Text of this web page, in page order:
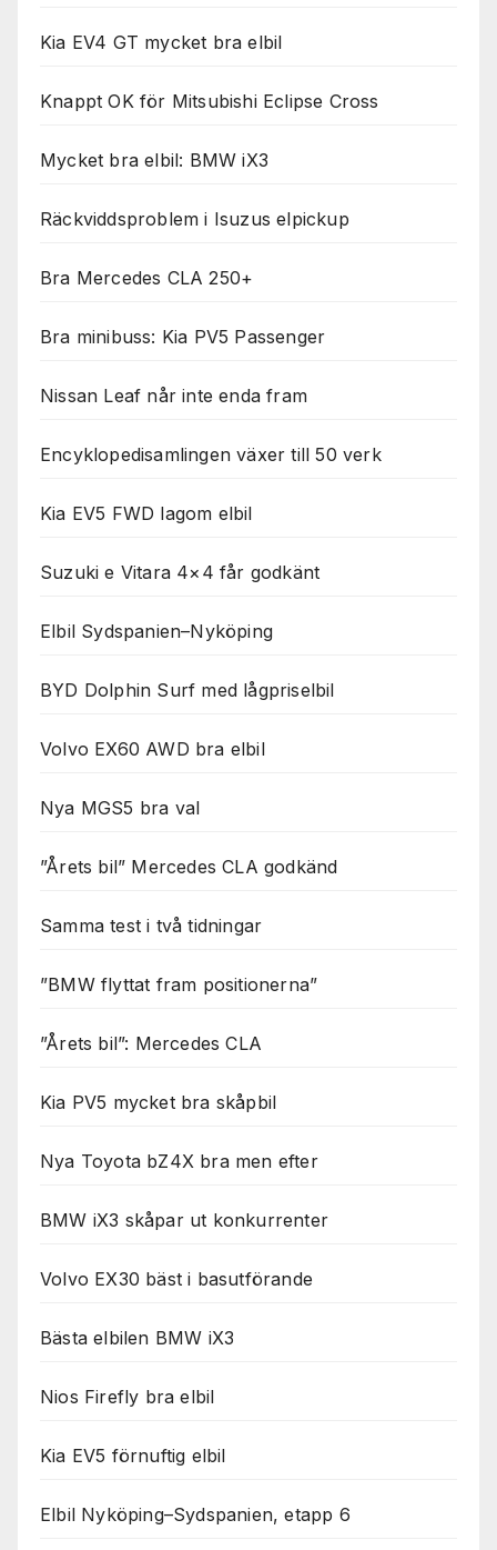
Kia EV4 GT mycket bra elbil
Knappt OK för Mitsubishi Eclipse Cross
Mycket bra elbil: BMW iX3
Räckviddsproblem i Isuzus elpickup
Bra Mercedes CLA 250+
Bra minibuss: Kia PV5 Passenger
Nissan Leaf når inte enda fram
Encyklopedisamlingen växer till 50 verk
Kia EV5 FWD lagom elbil
Suzuki e Vitara 4×4 får godkänt
Elbil Sydspanien–Nyköping
BYD Dolphin Surf med lågpriselbil
Volvo EX60 AWD bra elbil
Nya MGS5 bra val
”Årets bil” Mercedes CLA godkänd
Samma test i två tidningar
”BMW flyttat fram positionerna”
”Årets bil”: Mercedes CLA
Kia PV5 mycket bra skåpbil
Nya Toyota bZ4X bra men efter
BMW iX3 skåpar ut konkurrenter
Volvo EX30 bäst i basutförande
Bästa elbilen BMW iX3
Nios Firefly bra elbil
Kia EV5 förnuftig elbil
Elbil Nyköping–Sydspanien, etapp 6